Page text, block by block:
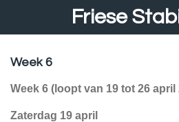
de
Friese
Week 6
Week 6 (loopt van 19 tot 26 april
Zaterdag 19 april